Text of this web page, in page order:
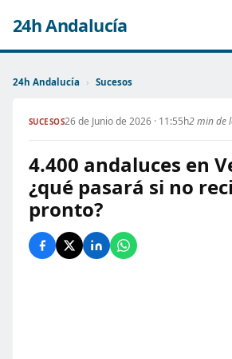
24h Andalucía
24h Andalucía › Sucesos
SUCESOS26 de Junio de 2026 · 11:55h2 min de
4.400 andaluces en
¿qué pasará si no
pronto?